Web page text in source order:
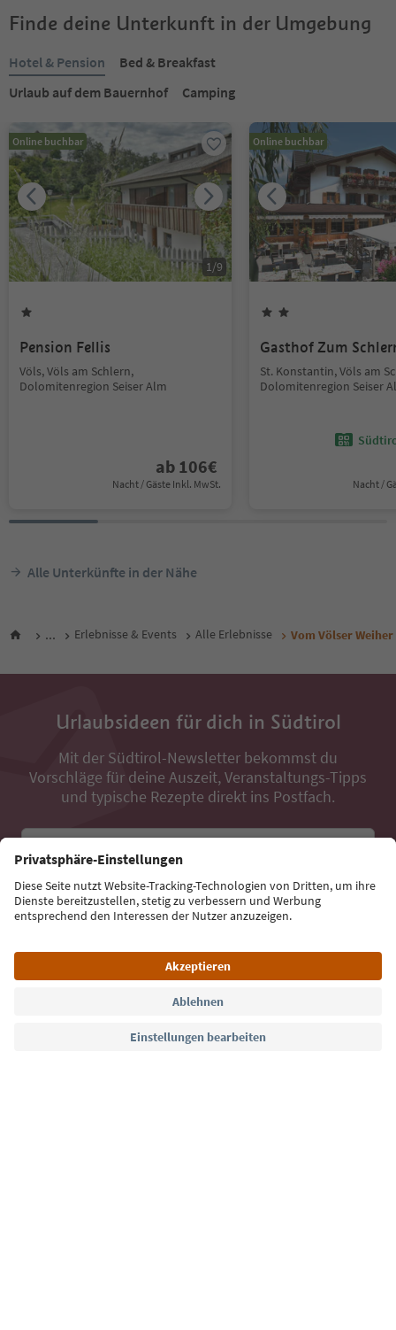
Finde deine Unterkunft in der Umgebung
Hotel & Pension
Bed & Breakfast
Urlaub auf dem Bauernhof
Camping
Online buchbar
1/9
Pension Fellis
Völs, Völs am Schlern,
Dolomitenregion Seiser Alm
ab 106€
Nacht / Gäste Inkl. MwSt.
Online buchbar
Gasthof Zum
St. Konstantin, Völs am
Dolomitenregion Seiser
Nacht /
Alle Unterkünfte in der Nähe
... Erlebnisse & Events Alle Erlebnisse Vom Völser
Urlaubsideen für dich in Südtirol
Mit der Südtirol-Newsletter bekommst du
Vorschläge für deine Auszeit, Veranstaltungs-Tipps
und typische Rezepte direkt ins Postfach.
Jetzt anmelden